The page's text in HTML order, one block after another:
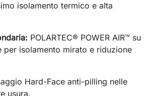
isolamento termico e alta
POLARTEC® POWER AIR™ su
per isolamento mirato e riduzione
Hard-Face anti-pilling nelle
usura.